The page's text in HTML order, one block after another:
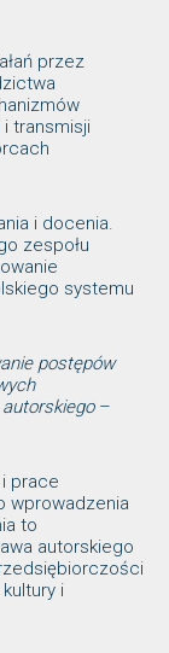
przez
transmisji
i docenia.
zespołu
systemu
postępów
–
i prace
wprowadzenia
to
autorskiego
i